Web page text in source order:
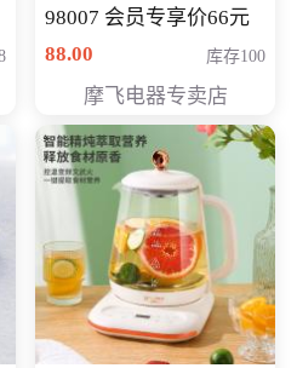
98007 会员专享价66元
88.00
库存100
摩飞电器专卖店